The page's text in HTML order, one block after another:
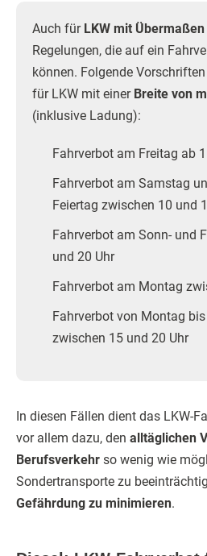
Auch für LKW mit Übermaßen
Regelungen, die auf ein
können. Folgende
für LKW mit einer Breite von
(inklusive Ladung):
Fahrverbot am Freitag ab
Fahrverbot am Samstag
Feiertag zwischen 10 und
Fahrverbot am Sonn- und
und 20 Uhr
Fahrverbot am Montag
Fahrverbot von Montag
zwischen 15 und 20 Uhr
In diesen Fällen dient das LKW-
vor allem dazu, den alltäglichen
Berufsverkehr so wenig wie
Sondertransporte zu
Gefährdung zu minimieren.